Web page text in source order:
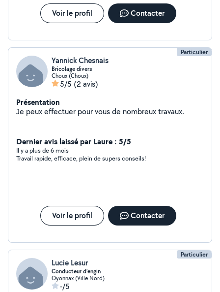
Voir le profil Contacter
Particulier
Yannick Chesnais
Bricolage divers
Choux (Choux)
5/5 (2 avis)
Présentation
Je peux effectuer pour vous de nombreux travaux.
Dernier avis laissé par Laure : 5/5
Il y a plus de 6 mois
Travail rapide, efficace, plein de supers conseils!
Voir le profil Contacter
Particulier
Lucie Lesur
Conducteur d’engin
Oyonnax (Ville Nord)
-/5